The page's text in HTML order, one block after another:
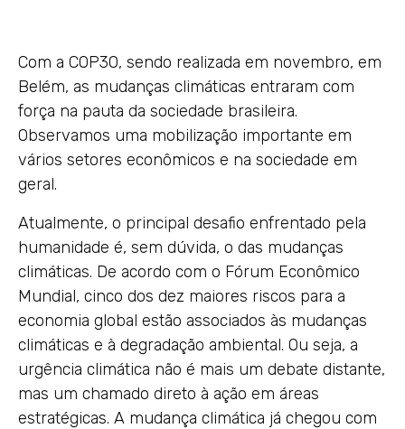
Com a COP30, sendo realizada em novembro, em
Belém, as mudanças climáticas entraram com
força na pauta da sociedade brasileira.
Observamos uma mobilização importante em
vários setores econômicos e na sociedade em
geral.
Atualmente, o principal desafio enfrentado pela
humanidade é, sem dúvida, o das mudanças
climáticas. De acordo com o Fórum Econômico
Mundial, cinco dos dez maiores riscos para a
economia global estão associados às mudanças
climáticas e à degradação ambiental. Ou seja, a
urgência climática não é mais um debate distante,
mas um chamado direto à ação em áreas
estratégicas. A mudança climática já chegou com